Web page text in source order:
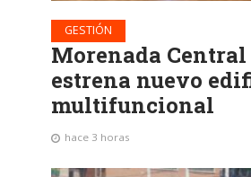
GESTIÓN
Morenada Central
estrena nuevo
multifuncional
hace 3 horas